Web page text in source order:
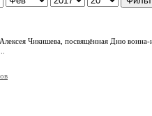
Чикишева, посвящённая Дню воина-